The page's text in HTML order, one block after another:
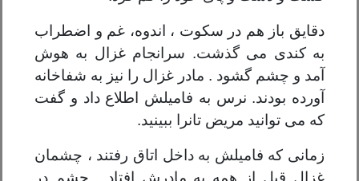
دقایق باز هم در سکوت ، اندوه، غم و اضطراب
به کندی می گذشت. سرانجام غزال به هوش
آمد و چشم گشود . مادر غزال را نیز به شفاخانه
آورده بودند. نرس به فامیلش اطلاع داد و گفت
که می توانید مریض تانرا ببینید.
زمانی که فامیلش به داخل اتاق رفتند ، چشمان
غزال قبل از همه به مادرش افتاد . چشم در